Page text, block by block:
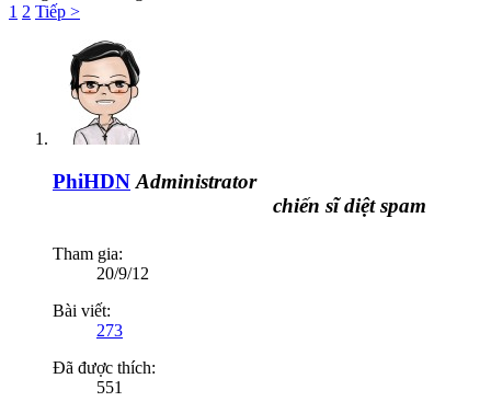
1 2 Tiếp >
PhiHDN Administrator
chiến sĩ diệt spam
Tham gia:
20/9/12
Bài viết:
273
Đã được thích:
551